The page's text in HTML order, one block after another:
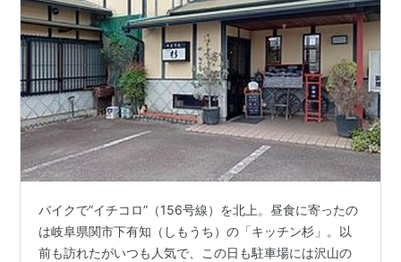
バイクで”イチコロ”（156号線）を北上。昼食に寄ったの
は岐阜県関市下有知（しもうち）の「キッチン杉」。以
前も訪れたがいつも人気で、この日も駐車場には沢山の